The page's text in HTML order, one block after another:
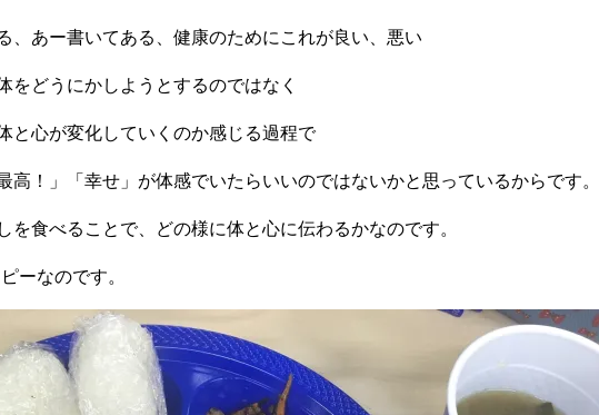
、あー書いてある、健康のためにこれが良い、悪い
をどうにかしようとするのではなく
と心が変化していくのか感じる過程で
高！」「幸せ」が体感でいたらいいのではないかと思っているからです。
を食べることで、どの様に体と心に伝わるかなのです。
ーなのです。